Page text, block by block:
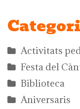
Activitats
Festa del
Biblioteca
Aniversaris